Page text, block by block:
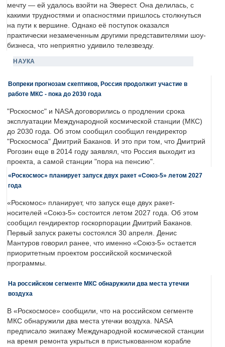
мечту — ей удалось взойти на Эверест. Она делилась, с
какими трудностями и опасностями пришлось столкнуться
на пути к вершине. Однако её поступок оказался
практически незамеченным другими представителями шоу-
бизнеса, что неприятно удивило телезвезду.
НАУКА
Вопреки прогнозам скептиков, Россия продолжит участие в
работе МКС - пока до 2030 года
"Роскосмос" и NASA договорились о продлении срока
эксплуатации Международной космической станции (МКС)
до 2030 года. Об этом сообщил сообщил гендиректор
"Роскосмоса" Дмитрий Баканов. И это при том, что Дмитрий
Рогозин еще в 2014 году заявлял, что Россия выходит из
проекта, а самой станции "пора на пенсию".
«Роскосмос» планирует запуск двух ракет «Союз-5» летом 2027
года
«Роскомос» планирует, что запуск еще двух ракет-
носителей «Союз-5» состоится летом 2027 года. Об этом
сообщил гендиректор госкорпорации Дмитрий Баканов.
Первый запуск ракеты состоялся 30 апреля. Денис
Мантуров говорил ранее, что именно «Союз-5» остается
приоритетным проектом российской космической
программы.
На российском сегменте МКС обнаружили два места утечки
воздуха
В «Роскосмосе» сообщили, что на российском сегменте
МКС обнаружили два места утечки воздуха. NASA
предписало экипажу Международной космической станции
на время ремонта укрыться в пристыкованном корабле